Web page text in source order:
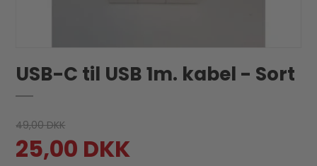
USB-C til USB 1m. kabel - Sort
49,00 DKK
25,00 DKK